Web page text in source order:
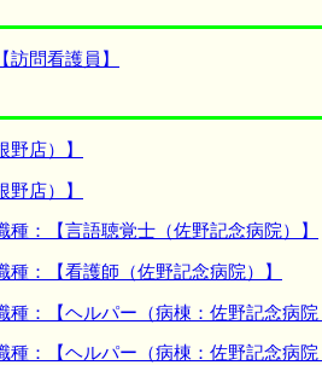
問看護員】
店）】
店）】
：【言語聴覚士（佐野記念病院）】
：【看護師（佐野記念病院）】
：【ヘルパー（病棟：佐野記念病院
：【ヘルパー（病棟：佐野記念病院